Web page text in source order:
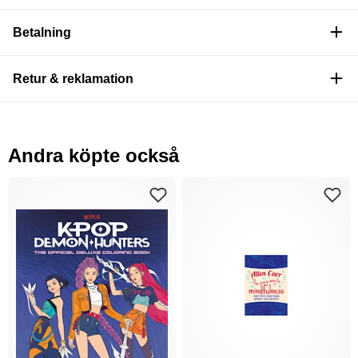
Betalning
Retur & reklamation
Andra köpte också